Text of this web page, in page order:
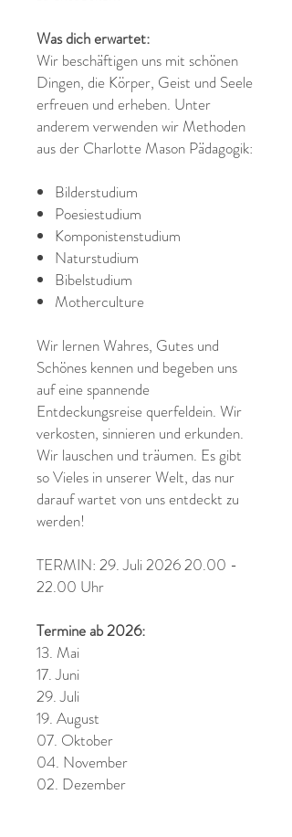
Was dich erwartet:
Wir beschäftigen uns mit schönen
Dingen, die Körper, Geist und Seele
erfreuen und erheben. Unter
anderem verwenden wir Methoden
aus der Charlotte Mason Pädagogik:
Bilderstudium
Poesiestudium
Komponistenstudium
Naturstudium
Bibelstudium
Motherculture
Wir lernen Wahres, Gutes und
Schönes kennen und begeben uns
auf eine spannende
Entdeckungsreise querfeldein. Wir
verkosten, sinnieren und erkunden.
Wir lauschen und träumen. Es gibt
so Vieles in unserer Welt, das nur
darauf wartet von uns entdeckt zu
werden!
TERMIN: 29. Juli 2026 20.00 -
22.00 Uhr
Termine ab 2026:
13. Mai
17. Juni
29. Juli
19. August
07. Oktober
04. November
02. Dezember